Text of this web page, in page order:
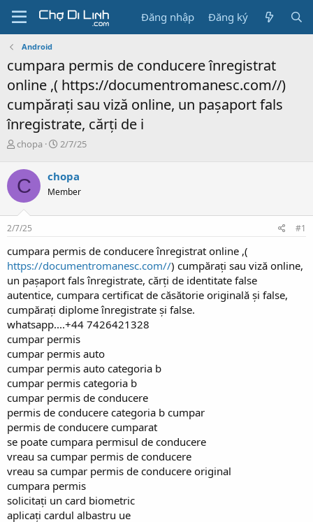
Đăng nhập Đăng ký
Android
cumpara permis de conducere înregistrat
online ,( https://documentromanesc.com//)
cumpărați sau viză online, un pașaport fals
înregistrate, cărți de i
T
r
e
a
d
s
t
r
t
e
r
chopa
N
y
g
i
2/7/25
C chopa
Member
2/7/25 #1
cumpara permis de conducere înregistrat online ,(
https://documentromanesc.com//) cumpărați sau viză online,
un pașaport fals înregistrate, cărți de identitate false
autentice, cumpara certificat de căsătorie originală și false,
cumpărați diplome înregistrate și false.
whatsapp....+44 7426421328
cumpar permis
cumpar permis auto
cumpar permis auto categoria b
cumpar permis categoria b
cumpar permis de conducere
permis de conducere categoria b cumpar
permis de conducere cumparat
se poate cumpara permisul de conducere
vreau sa cumpar permis de conducere
vreau sa cumpar permis de conducere original
cumpara permis
solicitați un card biometric
aplicați cardul albastru ue